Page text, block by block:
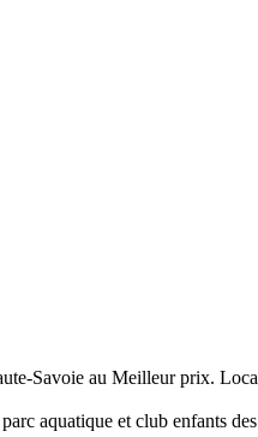
Savoie au Meilleur prix.
aquatique et club enfants